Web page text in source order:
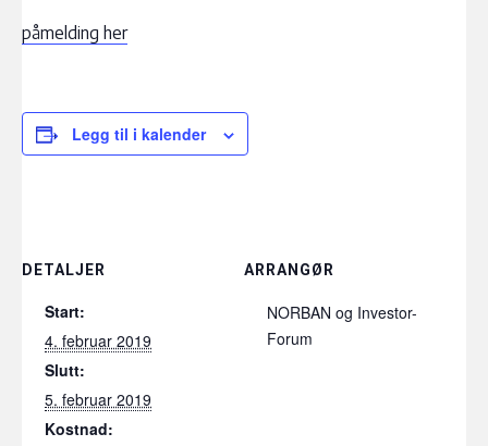
påmelding her
Legg til i kalender
DETALJER
Start:
4. februar 2019
Slutt:
5. februar 2019
Kostnad:
ARRANGØR
NORBAN og Investor-
Forum